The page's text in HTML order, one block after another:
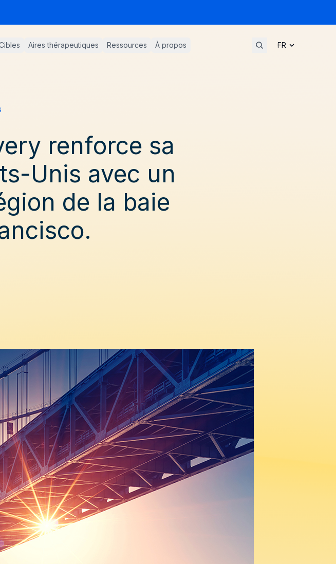
Aires thérapeutiques Ressources À propos
renforce sa
Unis avec un
de la baie